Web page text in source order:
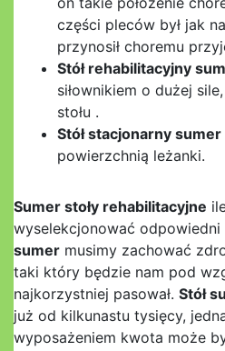
części pleców był jak
przynosił choremu
Stół rehabilitacyjny
siłownikiem o dużej
stołu .
Stół stacjonarny sumer
powierzchnią leżanki.
Sumer stoły rehabilitacyjne
wyselekcjonować odpowiedni
sumer musimy zachować
taki który będzie nam pod
najkorzystniej pasował. Stół
już od kilkunastu tysięcy,
wyposażeniem kwota może